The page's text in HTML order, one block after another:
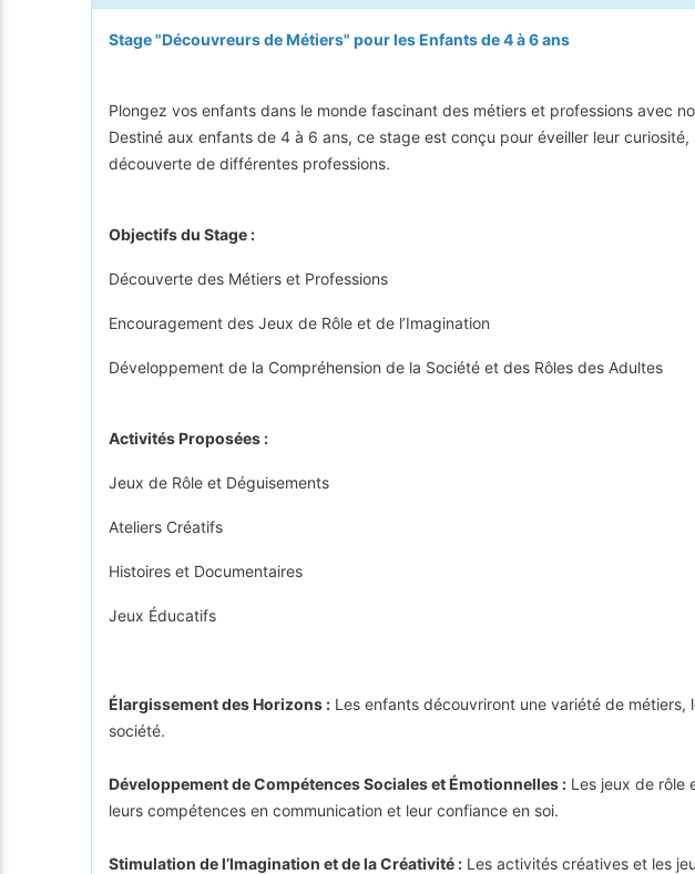
Stage "Découvreurs de Métiers" pour les Enfants de 4 à 6 ans
Plongez vos enfants dans le monde fascinant des métiers et professions avec
Destiné aux enfants de 4 à 6 ans, ce stage est conçu pour éveiller leur
découverte de différentes professions.
Objectifs du Stage :
Découverte des Métiers et Professions
Encouragement des Jeux de Rôle et de l’Imagination
Développement de la Compréhension de la Société et des Rôles des Adultes
Activités Proposées :
Jeux de Rôle et Déguisements
Ateliers Créatifs
Histoires et Documentaires
Jeux Éducatifs
Élargissement des Horizons : Les enfants découvriront une variété de
société.
Développement de Compétences Sociales et Émotionnelles : Les jeux de rôle
leurs compétences en communication et leur confiance en soi.
Stimulation de l’Imagination et de la Créativité : Les activités créatives et les